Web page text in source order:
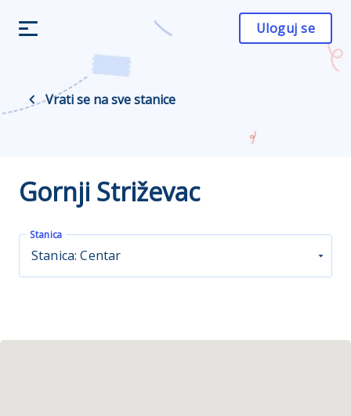
Uloguj se
Vrati se na sve stanice
Gornji Striževac
Stanica
Stanica: Centar